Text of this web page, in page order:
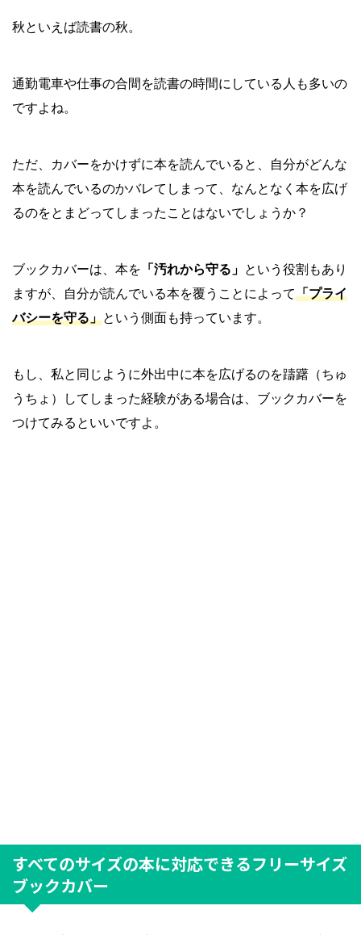
秋といえば読書の秋。
通勤電車や仕事の合間を読書の時間にしている人も多いの
ですよね。
ただ、カバーをかけずに本を読んでいると、自分がどんな
本を読んでいるのかバレてしまって、なんとなく本を広げ
るのをとまどってしまったことはないでしょうか？
ブックカバーは、本を 「汚れから守る」 という役割もあり
ますが、自分が読んでいる本を覆うことによって「プライ
バシーを守る」という側面も持っています。
もし、私と同じように外出中に本を広げるのを躊躇（ちゅ
うちょ）してしまった経験がある場合は、ブックカバーを
つけてみるといいですよ。
すべてのサイズの本に対応できるフリーサイズ
ブックカバー